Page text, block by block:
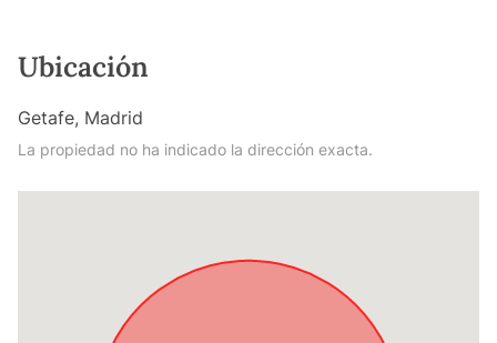
Ubicación
Getafe, Madrid
La propiedad no ha indicado la dirección exacta.